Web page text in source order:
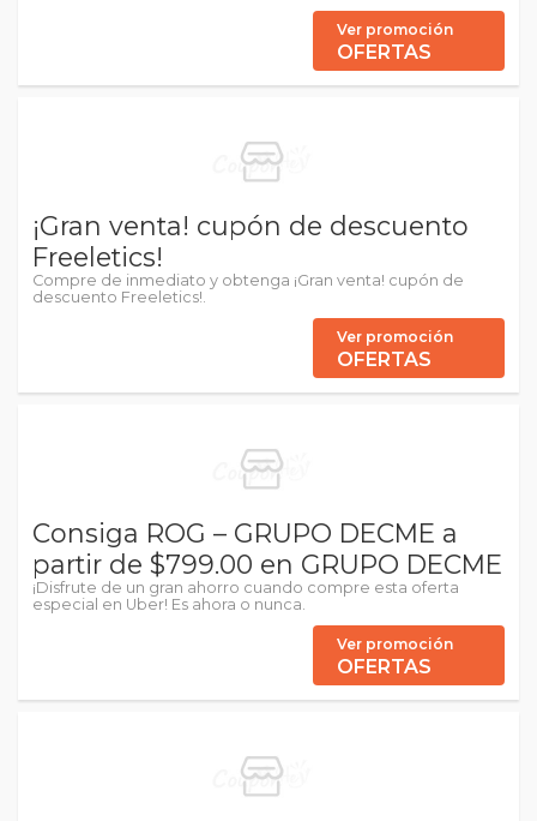
Ver promoción
OFERTAS
¡Gran venta! cupón de descuento
Freeletics!
Compre de inmediato y obtenga ¡Gran venta! cupón de
descuento Freeletics!.
Ver promoción
OFERTAS
Consiga ROG – GRUPO DECME a
partir de $799.00 en GRUPO DECME
¡Disfrute de un gran ahorro cuando compre esta oferta
especial en Uber! Es ahora o nunca.
Ver promoción
OFERTAS